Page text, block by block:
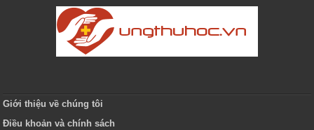
Giới thiệu về chúng tôi
Điều khoản và chính sách